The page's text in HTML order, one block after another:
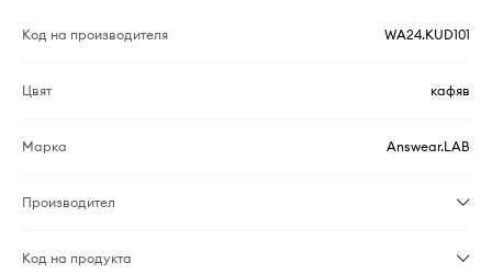
Код на производителя WA24.KUD101
Цвят кафяв
Марка Answear.LAB
Производител
Код на продукта